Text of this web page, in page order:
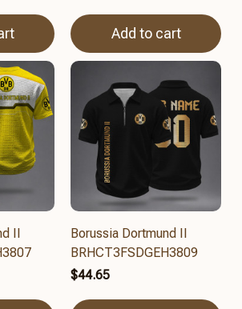
Add to cart
II
Borussia Dortmund II
BRHCT3FSDGEH3809
$44.65